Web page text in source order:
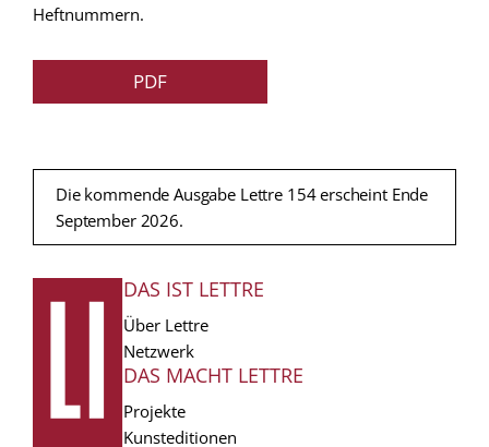
Heftnummern.
PDF
Die kommende Ausgabe Lettre 154 erscheint Ende
September 2026.
FUSSZEILE
DAS IST LETTRE
Über Lettre
Netzwerk
DAS MACHT LETTRE
Projekte
Kunsteditionen